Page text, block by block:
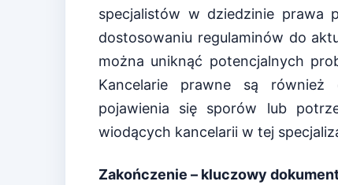
specjalistów w dziedzinie prawa
dostosowaniu regulaminów do
można uniknąć potencjalnych
Kancelarie prawne są również
pojawienia się sporów lub
wiodących kancelarii w tej
Zakończenie – kluczowy